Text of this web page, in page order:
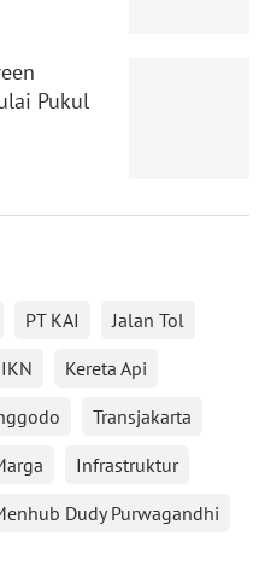
Pukul
PT KAI
Jalan Tol
IKN
Kereta Api
Transjakarta
Infrastruktur
Dudy Purwagandhi